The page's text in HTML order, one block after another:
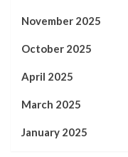
November 2025
October 2025
April 2025
March 2025
January 2025